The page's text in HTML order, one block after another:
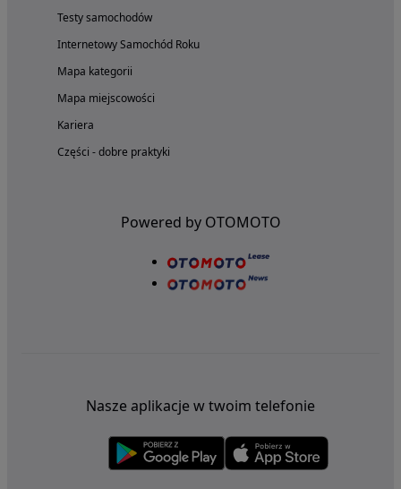
Testy samochodów
Internetowy Samochód Roku
Mapa kategorii
Mapa miejscowości
Kariera
Części - dobre praktyki
Powered by OTOMOTO
Nasze aplikacje w twoim telefonie